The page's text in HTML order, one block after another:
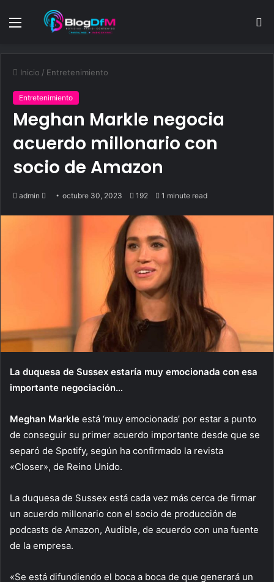
Menu
Inicio / Entretenimiento
Entretenimiento
Meghan Markle negocia
acuerdo millonario con
socio de Amazon
admin
Sendoctubre 30, 2023 192 1 minute read
La duquesa de Sussex estaría muy emocionada con esa
importante negociación…
Meghan Markle está ‘muy emocionada’ por estar a punto
de conseguir su primer acuerdo importante desde que se
separó de Spotify, según ha confirmado la revista
«Closer», de Reino Unido.
La duquesa de Sussex está cada vez más cerca de firmar
un acuerdo millonario con el socio de producción de
podcasts de Amazon, Audible, de acuerdo con una fuente
de la empresa.
«Se está difundiendo el boca a boca de que generará un